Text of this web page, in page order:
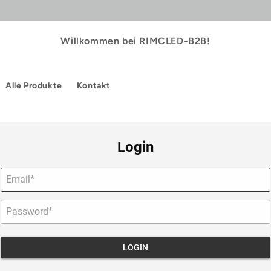
Willkommen bei RIMCLED-B2B!
Alle Produkte Kontakt